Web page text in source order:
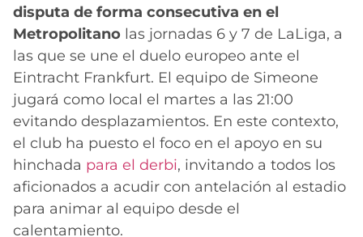
disputa de forma consecutiva en el
Metropolitano las jornadas 6 y 7 de LaLiga, a
las que se une el duelo europeo ante el
Eintracht Frankfurt. El equipo de Simeone
jugará como local el martes a las 21:00
evitando desplazamientos. En este contexto,
el club ha puesto el foco en el apoyo en su
hinchada para el derbi, invitando a todos los
aficionados a acudir con antelación al estadio
para animar al equipo desde el
calentamiento.